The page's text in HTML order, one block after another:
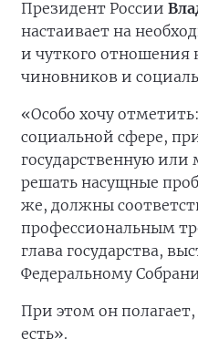
Президент России
настаивает на
и чуткого отношения
чиновников и
«Особо хочу
социальной сфере,
государственную
решать насущные
же, должны
профессиональным
глава государства,
Федеральному
При этом он
есть».